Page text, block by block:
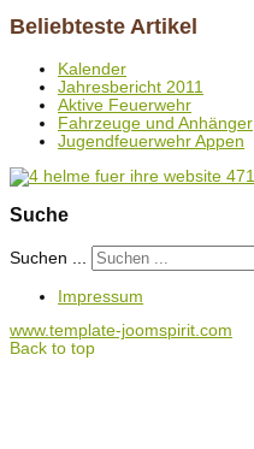
Beliebteste Artikel
Kalender
Jahresbericht 2011
Aktive Feuerwehr
Fahrzeuge und Anhänger
Jugendfeuerwehr Appen
Suche
Suchen ...
Impressum
www.template-joomspirit.com
Back to top